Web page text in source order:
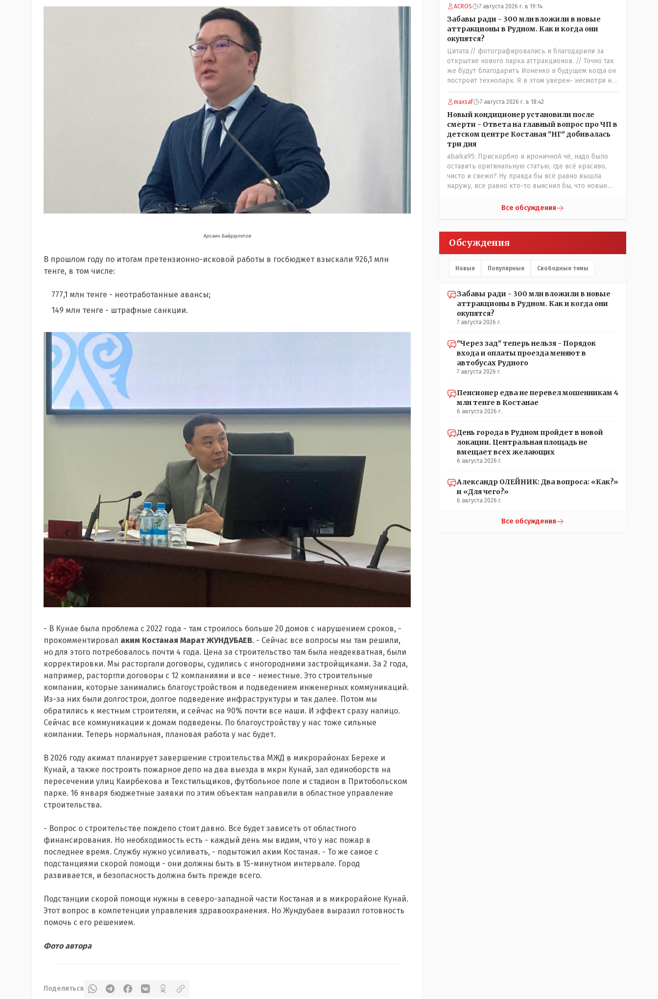
Арсаин Байдаулетов
В прошлом году по итогам претензионно-исковой работы в госбюджет взыскали 926,1 млн
тенге, в том числе:
777,1 млн тенге - неотработанные авансы;
149 млн тенге - штрафные санкции.
- В Кунае была проблема с 2022 года - там строилось больше 20 домов с нарушением сроков, -
прокомментировал аким Костаная Марат ЖУНДУБАЕВ. - Сейчас все вопросы мы там решили,
но для этого потребовалось почти 4 года. Цена за строительство там была неадекватная, были
корректировки. Мы расторгали договоры, судились с иногородними застройщиками. За 2 года,
например, расторгли договоры с 12 компаниями и все - неместные. Это строительные
компании, которые занимались благоустройством и подведением инженерных коммуникаций.
Из-за них были долгострои, долгое подведение инфраструктуры и так далее. Потом мы
обратились к местным строителям, и сейчас на 90% почти все наши. И эффект сразу налицо.
Сейчас все коммуникации к домам подведены. По благоустройству у нас тоже сильные
компании. Теперь нормальная, плановая работа у нас будет.
В 2026 году акимат планирует завершение строительства МЖД в микрорайонах Береке и
Кунай, а также построить пожарное депо на два выезда в мкрн Кунай, зал единоборств на
пересечении улиц Каирбекова и Текстильщиков, футбольное поле и стадион в Притобольском
парке. 16 января бюджетные заявки по этим объектам направили в областное управление
строительства.
- Вопрос о строительстве пождепо стоит давно. Все будет зависеть от областного
финансирования. Но необходимость есть - каждый день мы видим, что у нас пожар в
последнее время. Службу нужно усиливать, - подытожил аким Костаная. - То же самое с
подстанциями скорой помощи - они должны быть в 15-минутном интервале. Город
развивается, и безопасность должна быть прежде всего.
Подстанции скорой помощи нужны в северо-западной части Костаная и в микрорайоне Кунай.
Этот вопрос в компетенции управления здравоохранения. Но Жундубаев выразил готовность
помочь с его решением.
Фото автора
Поделиться
такая должна быть средняя минимальная
ежедневная посещаемость этих атракционов и
только лишь для того что бы "отбить" стоимость
оборудования, прибавьте сюда ещё :- зарплата
персонала, налоги, амортизация оборудования, его
техобслуживание, покупка запчастей,
электроэнергия, накладные и другие
непредвиденные расходы. И это не отнимая
морозные дни, непогоду и прочие нерабочие дни.
ACROS 7 августа 2026 г. в 19:14
Забавы ради - 300 млн вложили в новые
аттракционы в Рудном. Как и когда они
окупятся?
Цитата:// фотографировались и благодарили за
открытие нового парка аттракционов. // Точно так
же будут благодарить Ионенко в будущем когда он
построит технопарк. Я в этом уверен- несмотря на
усилия некоего блогера и 50 примкнувших к нему
кучки рудненских манкуртов. По традиции нашего
пенсионера завершу свой комент строками из
советской песни: "...это наша с тобою страна- это
наша с тобой биография...."
maxsaf 7 августа 2026 г. в 18:42
Новый кондиционер установили после
смерти - Ответа на главный вопрос про ЧП в
детском центре Костаная "НГ" добивалась
три дня
abaika95: Прискорбно и ироничноА чё, надо было
оставить оригинальную статью, где всё красиво,
чисто и свежо? Ну правда бы всё равно вышла
наружу, все равно кто-то выяснил бы, что новые
ребенка. Или тебе такой вариант не нравится? Ты
пустили журналистов посмотреть, типа у нас всё
хорошо, смотрите, мальчик просто больной был.
Все обсуждения
Обсуждения
Новые Популярные Свободные темы
Забавы ради - 300 млн вложили в новые
аттракционы в Рудном. Как и когда они
окупятся?
7 августа 2026 г.
"Через зад" теперь нельзя - Порядок
входа и оплаты проезда меняют в
автобусах Рудного
7 августа 2026 г.
Пенсионер едва не перевел мошенникам 4
млн тенге в Костанае
6 августа 2026 г.
День города в Рудном пройдет в новой
локации. Центральная площадь не
вмещает всех желающих
6 августа 2026 г.
Александр ОЛЕЙНИК: Два вопроса: «Как?»
и «Для чего?»
6 августа 2026 г.
Все обсуждения